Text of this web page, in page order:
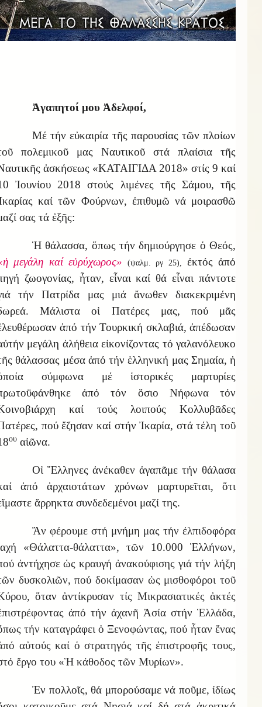
Ἀγαπητοί μου Ἀδελφοί,
Μέ τήν εὐκαιρία τῆς παρουσίας τῶν πλοίων
πολεμικοῦ μας Ναυτικοῦ στά πλαίσια τῆς
ἀσκήσεως «ΚΑΤΑΙΓΙΔΑ 2018» στίς 9 καί
Ἰουνίου 2018 στούς λιμένες τῆς Σάμου, τῆς
καί τῶν Φούρνων, ἐπιθυμῶ νά μοιρασθῶ
σας τά ἐξῆς:
Ἡ θάλασσα, ὅπως τήν δημιούργησε ὁ Θεός,
μεγάλη καί εὑρύχωρος»
(ψαλμ. ργ 25),
ἐκτός ἀπό
ζωογονίας, ἦταν, εἶναι καί θά εἶναι πάντοτε
τήν Πατρίδα μας μιά ἄνωθεν διακεκριμένη
Μάλιστα οἱ Πατέρες μας, πού μᾶς
ἀπό τήν Τουρκική σκλαβιά, ἀπέδωσαν
μεγάλη ἀλήθεια εἰκονίζοντας τό γαλανόλευκο
θάλασσας μέσα ἀπό τήν ἑλληνική μας Σημαία, ἡ
σύμφωνα μέ ἱστορικές μαρτυρίες
ἀπό τόν ὅσιο Νήφωνα τόν
καί τούς λοιπούς Κολλυβᾶδες
πού ἔζησαν καί στήν Ἰκαρία, στά τέλη τοῦ
ου αἰῶνα.
Οἱ Ἕλληνες ἀνέκαθεν ἀγαπᾶμε τήν θάλασα
ἀπό ἀρχαιοτάτων χρόνων μαρτυρεῖται, ὅτι
ἄρρηκτα συνδεδεμένοι μαζί της.
Ἄν φέρουμε στή μνήμη μας τήν ἐλπιδοφόρα
«Θάλαττα-θάλαττα», τῶν 10.000 Ἑλλήνων,
ἀντήχησε ὡς κραυγή ἀνακούφισης γιά τήν λήξη
δυσκολιῶν, πού δοκίμασαν ὡς μισθοφόροι τοῦ
ὅταν ἀντίκρυσαν τίς Μικρασιατικές ἀκτές
ἀπό τήν ἀχανῆ Ἀσία στήν Ἑλλάδα,
τήν καταγράφει ὁ Ξενοφώντας, πού ἦταν ἕνας
αὐτούς καί ὁ στρατηγός τῆς ἐπιστροφῆς τους,
ἔργο του «Ἡ κάθοδος τῶν Μυρίων».
Ἐν πολλοῖς, θά μπορούσαμε νά ποῦμε, ἰδίως